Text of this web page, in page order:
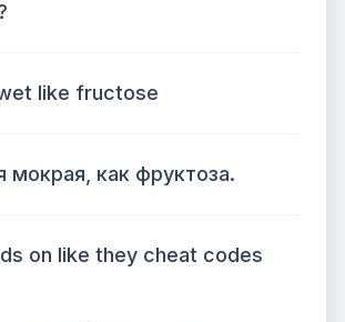
like fructose
мокрая, как фруктоза.
on like they cheat codes